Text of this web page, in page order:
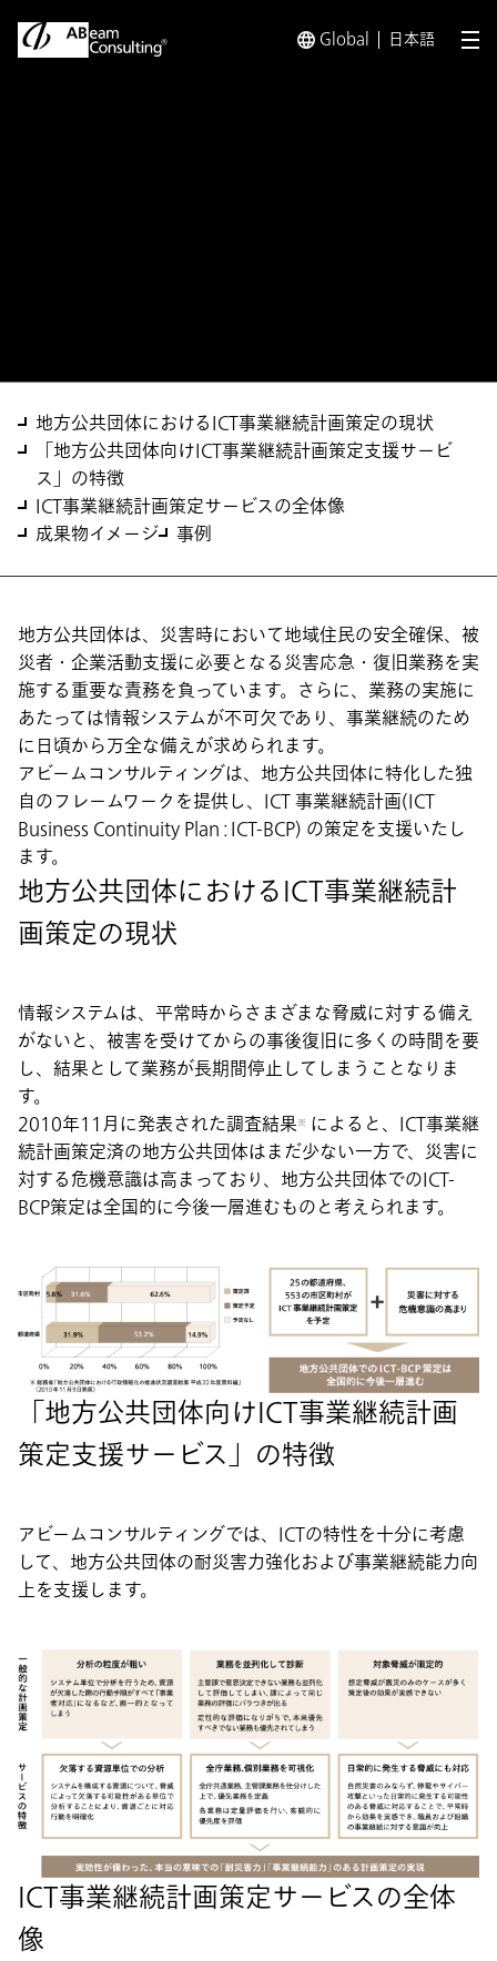
Global 日本語 メ
地方公共団体におけるICT事業継続計画策定の現状
「地方公共団体向けICT事業継続計画策定支援サービ
ス」の特徴
ICT事業継続計画策定サービスの全体像
成果物イメージ
事例
地方公共団体は、災害時において地域住民の安全確保、被
災者・企業活動支援に必要となる災害応急・復旧業務を実
施する重要な責務を負っています。さらに、業務の実施に
あたっては情報システムが不可欠であり、事業継続のため
に日頃から万全な備えが求められます。
アビームコンサルティングは、地方公共団体に特化した独
自のフレームワークを提供し、ICT 事業継続計画(ICT
Business Continuity Plan : ICT-BCP) の策定を支援いたし
ます。
地方公共団体におけるICT事業継続計
画策定の現状
情報システムは、平常時からさまざまな脅威に対する備え
がないと、被害を受けてからの事後復旧に多くの時間を要
し、結果として業務が長期間停止してしまうことなりま
す。
2010年11月に発表された調査結果※ によると、ICT事業継
続計画策定済の地方公共団体はまだ少ない一方で、災害に
対する危機意識は高まっており、地方公共団体でのICT-
BCP策定は全国的に今後一層進むものと考えられます。
「地方公共団体向けICT事業継続計画
策定支援サービス」の特徴
アビームコンサルティングでは、ICTの特性を十分に考慮
して、地方公共団体の耐災害力強化および事業継続能力向
上を支援します。
ICT事業継続計画策定サービスの全体
像